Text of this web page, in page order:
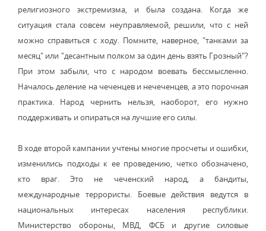
религиозного экстремизма, и была создана. Когда же
ситуация стала совсем неуправляемой, решили, что с ней
можно справиться с ходу. Помните, наверное, "танками за
месяц" или "десантным полком за один день взять Грозный"?
При этом забыли, что с народом воевать бессмысленно.
Началось деление на чеченцев и нечеченцев, а это порочная
практика. Народ чернить нельзя, наоборот, его нужно
поддерживать и опираться на лучшие его силы.
В ходе второй кампании учтены многие просчеты и ошибки,
изменились подходы к ее проведению, четко обозначено,
кто враг. Это не чеченский народ, а бандиты,
международные террористы. Боевые действия ведутся в
национальных интересах населения республики.
Министерство обороны, МВД, ФСБ и другие силовые